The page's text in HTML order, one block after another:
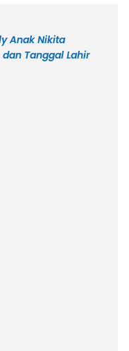
Anak Nikita
Tanggal Lahir